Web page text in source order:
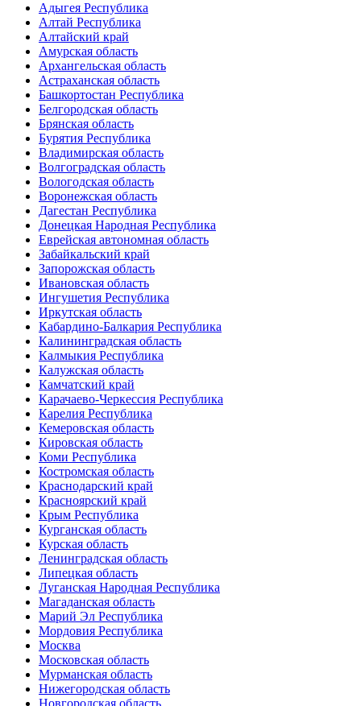
Адыгея Республика
Алтай Республика
Алтайский край
Амурская область
Архангельская область
Астраханская область
Башкортостан Республика
Белгородская область
Брянская область
Бурятия Республика
Владимирская область
Волгоградская область
Вологодская область
Воронежская область
Дагестан Республика
Донецкая Народная Республика
Еврейская автономная область
Забайкальский край
Запорожская область
Ивановская область
Ингушетия Республика
Иркутская область
Кабардино-Балкария Республика
Калининградская область
Калмыкия Республика
Калужская область
Камчатский край
Карачаево-Черкессия Республика
Карелия Республика
Кемеровская область
Кировская область
Коми Республика
Костромская область
Краснодарский край
Красноярский край
Крым Республика
Курганская область
Курская область
Ленинградская область
Липецкая область
Луганская Народная Республика
Магаданская область
Марий Эл Республика
Мордовия Республика
Москва
Московская область
Мурманская область
Нижегородская область
Новгородская область